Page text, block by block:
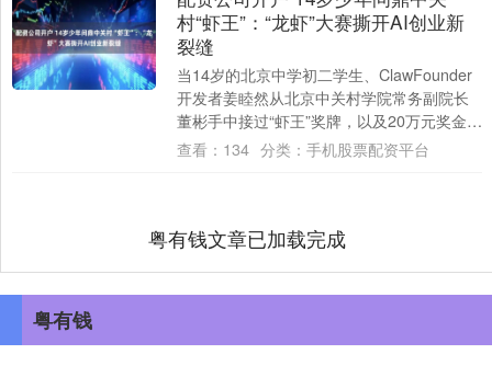
村“虾王”：“龙虾”大赛撕开AI创业新
裂缝
当14岁的北京中学初二学生、ClawFounder
开发者姜睦然从北京中关村学院常务副院长
董彬手中接过“虾王”奖牌，以及20万元奖金和
100亿Token（词元）奖....
查看： 134 分类： 手机股票配资平台
粤有钱文章已加载完成
粤有钱